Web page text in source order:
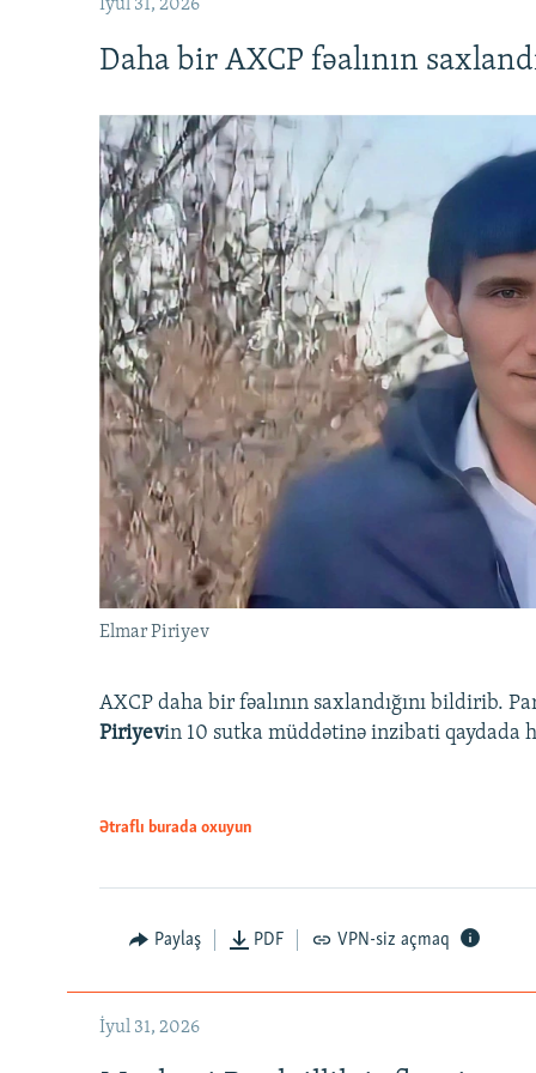
İyul 31, 2026
Daha bir AXCP fəalının
Elmar Piriyev
AXCP daha bir fəalının saxlandığını bildirib.
Piriyevin 10 sutka müddətinə inzibati qaydada
Ətraflı burada oxuyun
Paylaş PDF VPN-siz açmaq
İyul 31, 2026